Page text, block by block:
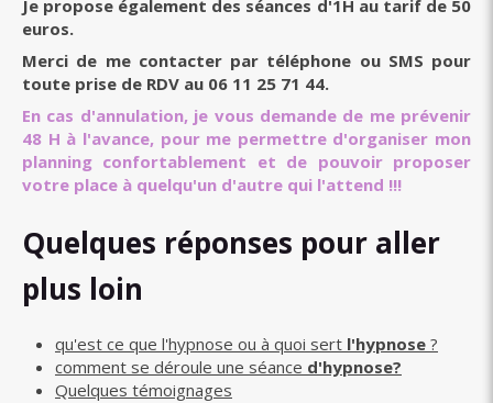
Je propose également des séances d'1H au tarif de 50
euros.
Merci de me contacter par téléphone ou SMS pour
toute prise de RDV au 06 11 25 71 44.
En cas d'annulation, je vous demande de me prévenir
48 H à l'avance, pour me permettre d'organiser mon
planning confortablement et de pouvoir proposer
votre place à quelqu'un d'autre qui l'attend !!!
Quelques réponses pour aller
plus loin
qu'est ce que l'hypnose ou à quoi sert l'hypnose ?
comment se déroule une séance d'hypnose?
Quelques témoignages